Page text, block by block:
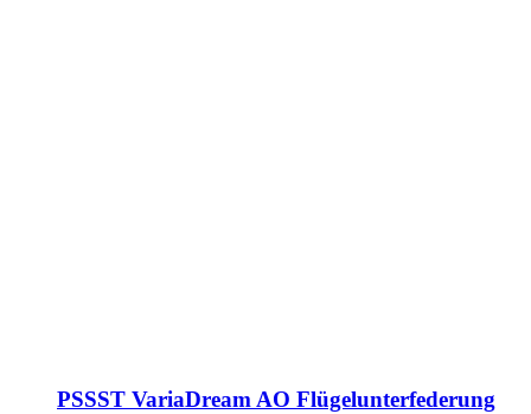
PSSST VariaDream AO Flügelunterfederung